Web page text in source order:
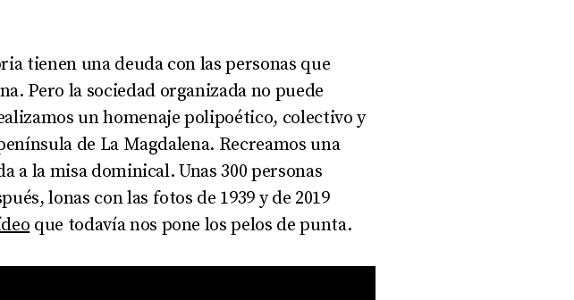
tienen una deuda con las personas que
Pero la sociedad organizada no puede
un homenaje polipoético, colectivo y
de La Magdalena. Recreamos una
a la misa dominical. Unas 300 personas
lonas con las fotos de 1939 y de 2019
que todavía nos pone los pelos de punta.